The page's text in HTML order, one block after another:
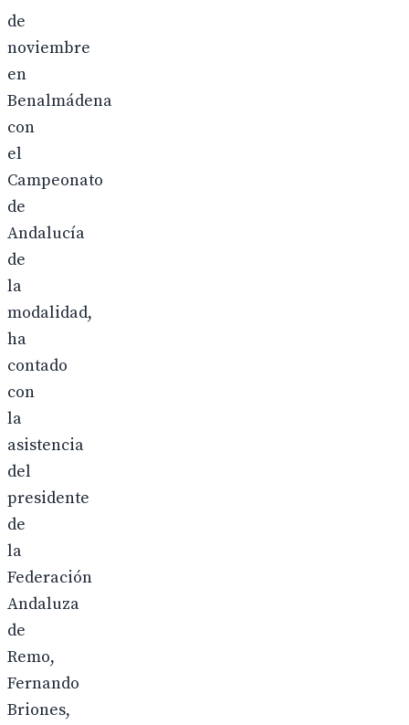
de
noviembre
en
Benalmádena
con
el
Campeonato
de
Andalucía
de
la
modalidad,
ha
contado
con
la
asistencia
del
presidente
de
la
Federación
Andaluza
de
Remo,
Fernando
Briones,